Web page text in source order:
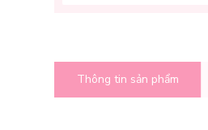
Thông tin sản phẩm